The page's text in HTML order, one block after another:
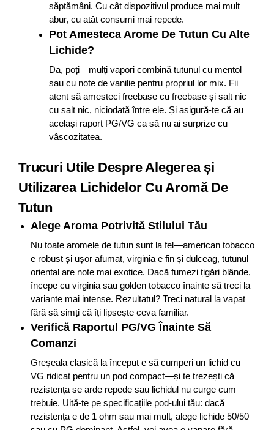
săptămâni. Cu cât dispozitivul produce mai mult
abur, cu atât consumi mai repede.
Pot Amesteca Arome De Tutun Cu Alte
Lichide?
Da, poți—mulți vapori combină tutunul cu mentol
sau cu note de vanilie pentru propriul lor mix. Fii
atent să amesteci freebase cu freebase și salt nic
cu salt nic, niciodată între ele. Și asigură-te că au
același raport PG/VG ca să nu ai surprize cu
vâscozitatea.
Trucuri Utile Despre Alegerea și
Utilizarea Lichidelor Cu Aromă De
Tutun
Alege Aroma Potrivită Stilului Tău
Nu toate aromele de tutun sunt la fel—american tobacco
e robust și ușor afumat, virginia e fin și dulceag, tutunul
oriental are note mai exotice. Dacă fumezi țigări blânde,
începe cu virginia sau golden tobacco înainte să treci la
variante mai intense. Rezultatul? Treci natural la vapat
fără să simți că îți lipsește ceva familiar.
Verifică Raportul PG/VG Înainte Să
Comanzi
Greșeala clasică la început e să cumperi un lichid cu
VG ridicat pentru un pod compact—și te trezești că
rezistența se arde repede sau lichidul nu curge cum
trebuie. Uită-te pe specificațiile pod-ului tău: dacă
rezistența e de 1 ohm sau mai mult, alege lichide 50/50